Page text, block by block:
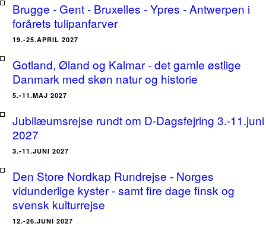
Brugge - Gent - Bruxelles - Ypres - Antwerpen i
forårets tulipanfarver
19.-25.APRIL 2027
Gotland, Øland og Kalmar - det gamle østlige
Danmark med skøn natur og historie
5.-11.MAJ 2027
Jubilæumsrejse rundt om D-Dagsfejring 3.-11.juni
2027
3.-11.JUNI 2027
Den Store Nordkap Rundrejse - Norges
vidunderlige kyster - samt fire dage finsk og
svensk kulturrejse
12.-26.JUNI 2027